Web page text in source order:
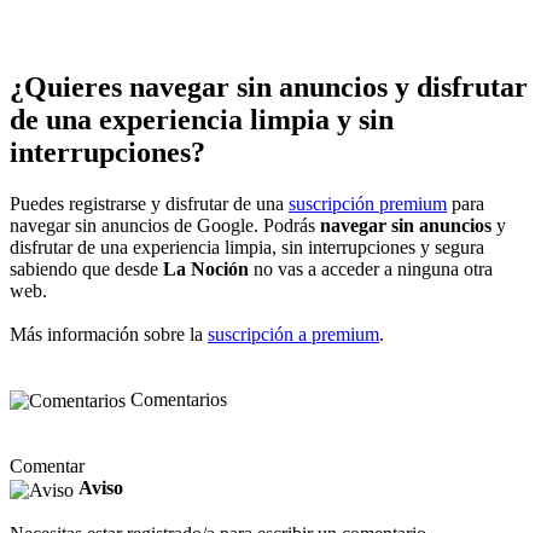
¿Quieres navegar sin anuncios y disfrutar
de una experiencia limpia y sin
interrupciones?
Puedes registrarse y disfrutar de una suscripción premium para
navegar sin anuncios de Google. Podrás navegar sin anuncios y
disfrutar de una experiencia limpia, sin interrupciones y segura
sabiendo que desde La Noción no vas a acceder a ninguna otra
web.
Más información sobre la suscripción a premium.
Comentarios
Comentar
Aviso